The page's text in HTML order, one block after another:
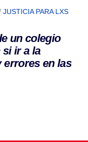
JUSTICIA PARA LXS
un colegio
ir a la
errores en las